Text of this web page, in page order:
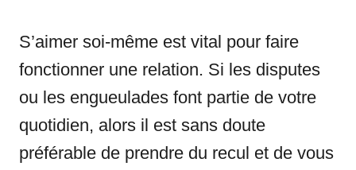
S’aimer soi-même est vital pour faire
fonctionner une relation. Si les disputes
ou les engueulades font partie de votre
quotidien, alors il est sans doute
préférable de prendre du recul et de vous